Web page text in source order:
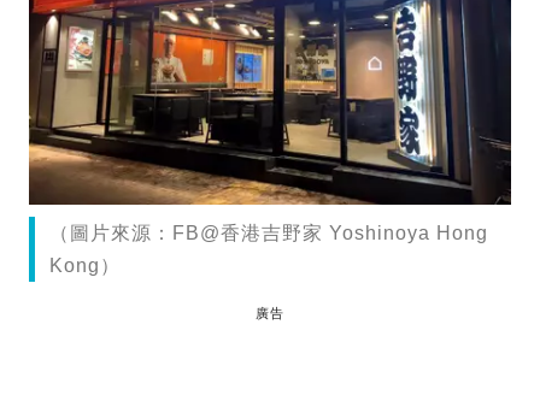
（圖片來源：FB@香港吉野家 Yoshinoya Hong
Kong）
廣告